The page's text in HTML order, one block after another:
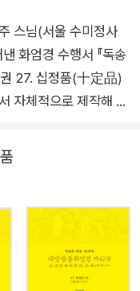
에 의해 발현하는 보리
해인(海印)이라 말할
』과 『사경본 한글역 대
,
간행불사가 원만히 회
원한다.”
스님(서울 수미정사
화엄경 수행서 『독송
권 27. 십정품(十定品)
해탈열반으로 이르
에서 펼쳐진다. 제7